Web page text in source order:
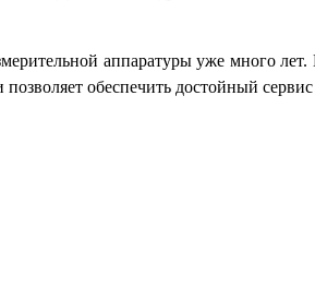
аппаратуры уже много
обеспечить достойный